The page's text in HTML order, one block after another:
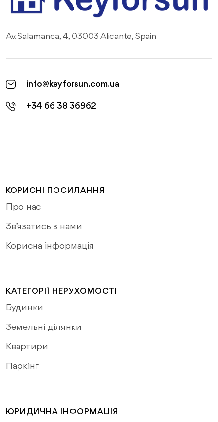
Av. Salamanca, 4, 03003 Alicante, Spain
info@keyforsun.com.ua
+34 66 38 36962
КОРИСНІ ПОСИЛАННЯ
Про нас
Зв’язатись з нами
Корисна інформація
КАТЕГОРІЇ НЕРУХОМОСТІ
Будинки
Земельні ділянки
Квартири
Паркінг
ЮРИДИЧНА ІНФОРМАЦІЯ